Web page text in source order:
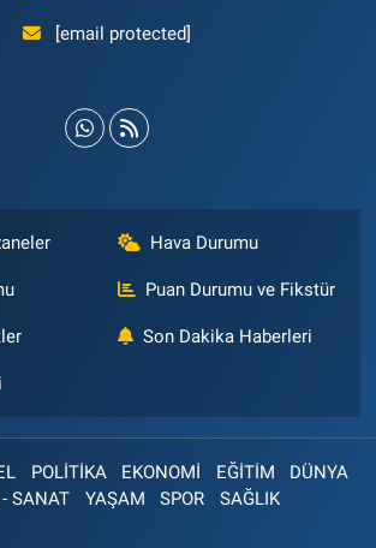
[email protected]
Hava Durumu
Puan Durumu ve Fikstür
Son Dakika Haberleri
POLİTİKA EKONOMİ EĞİTİM
DÜNYA
- SANAT
YAŞAM SPOR SAĞLIK